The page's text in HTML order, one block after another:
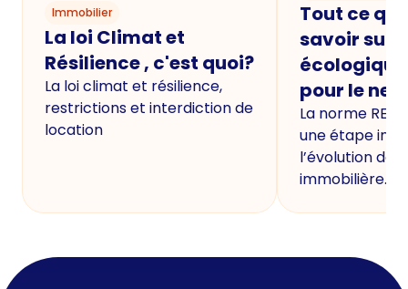
Immobilier
La loi Climat et
Résilience , c'est quoi?
La loi climat et résilience,
restrictions et interdiction de
location
Tout ce
savoir sur
écologique
pour le
La norme
une étape
l’évolution de
immobilière.